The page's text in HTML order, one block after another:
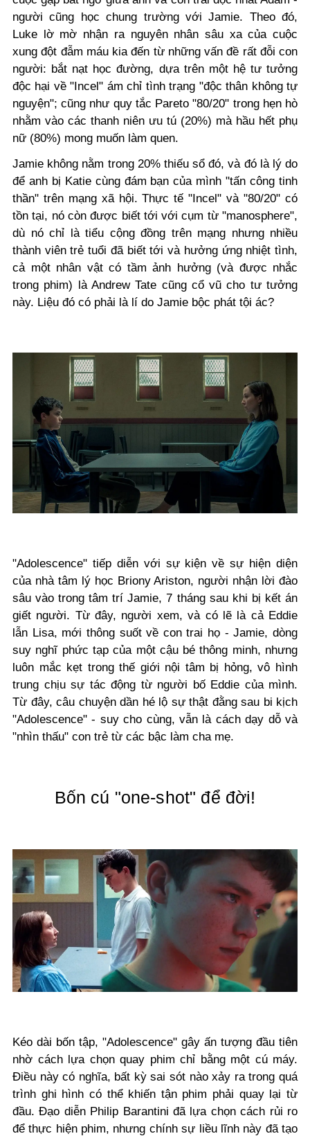
người cũng học chung trường với Jamie. Theo đó,
Luke lờ mờ nhận ra nguyên nhân sâu xa của cuộc
xung đột đẫm máu kia đến từ những vấn đề rất đỗi con
người: bắt nạt học đường, dựa trên một hệ tư tưởng
độc hại về "Incel" ám chỉ tình trạng "độc thân không tự
nguyện"; cũng như quy tắc Pareto "80/20" trong hẹn hò
nhằm vào các thanh niên ưu tú (20%) mà hầu hết phụ
nữ (80%) mong muốn làm quen.
Jamie không nằm trong 20% thiếu sổ đó, và đó là lý do
để anh bị Katie cùng đám bạn của mình "tấn công tinh
thần" trên mạng xã hội. Thực tế "Incel" và "80/20" có
tồn tại, nó còn được biết tới với cụm từ "manosphere",
dù nó chỉ là tiểu cộng đồng trên mạng nhưng nhiều
thành viên trẻ tuổi đã biết tới và hưởng ứng nhiệt tình,
cả một nhân vật có tầm ảnh hưởng (và được nhắc
trong phim) là Andrew Tate cũng cổ vũ cho tư tưởng
này. Liệu đó có phải là lí do Jamie bộc phát tội ác?
"Adolescence" tiếp diễn với sự kiện về sự hiện diện
của nhà tâm lý học Briony Ariston, người nhận lời đào
sâu vào trong tâm trí Jamie, 7 tháng sau khi bị kết án
giết người. Từ đây, người xem, và có lẽ là cả Eddie
lẫn Lisa, mới thông suốt về con trai họ - Jamie, dòng
suy nghĩ phức tạp của một cậu bé thông minh, nhưng
luôn mắc kẹt trong thế giới nội tâm bị hỏng, vô hình
trung chịu sự tác động từ người bố Eddie của mình.
Từ đây, câu chuyện dần hé lộ sự thật đằng sau bi kịch
"Adolescence" - suy cho cùng, vẫn là cách dạy dỗ và
"nhìn thấu" con trẻ từ các bậc làm cha mẹ.
Bốn cú "one-shot" để đời!
Kéo dài bốn tập, "Adolescence" gây ấn tượng đầu tiên
nhờ cách lựa chọn quay phim chỉ bằng một cú máy.
Điều này có nghĩa, bất kỳ sai sót nào xảy ra trong quá
trình ghi hình có thể khiến tận phim phải quay lại từ
đầu. Đạo diễn Philip Barantini đã lựa chọn cách rủi ro
để thực hiện phim, nhưng chính sự liều lĩnh này đã tạo